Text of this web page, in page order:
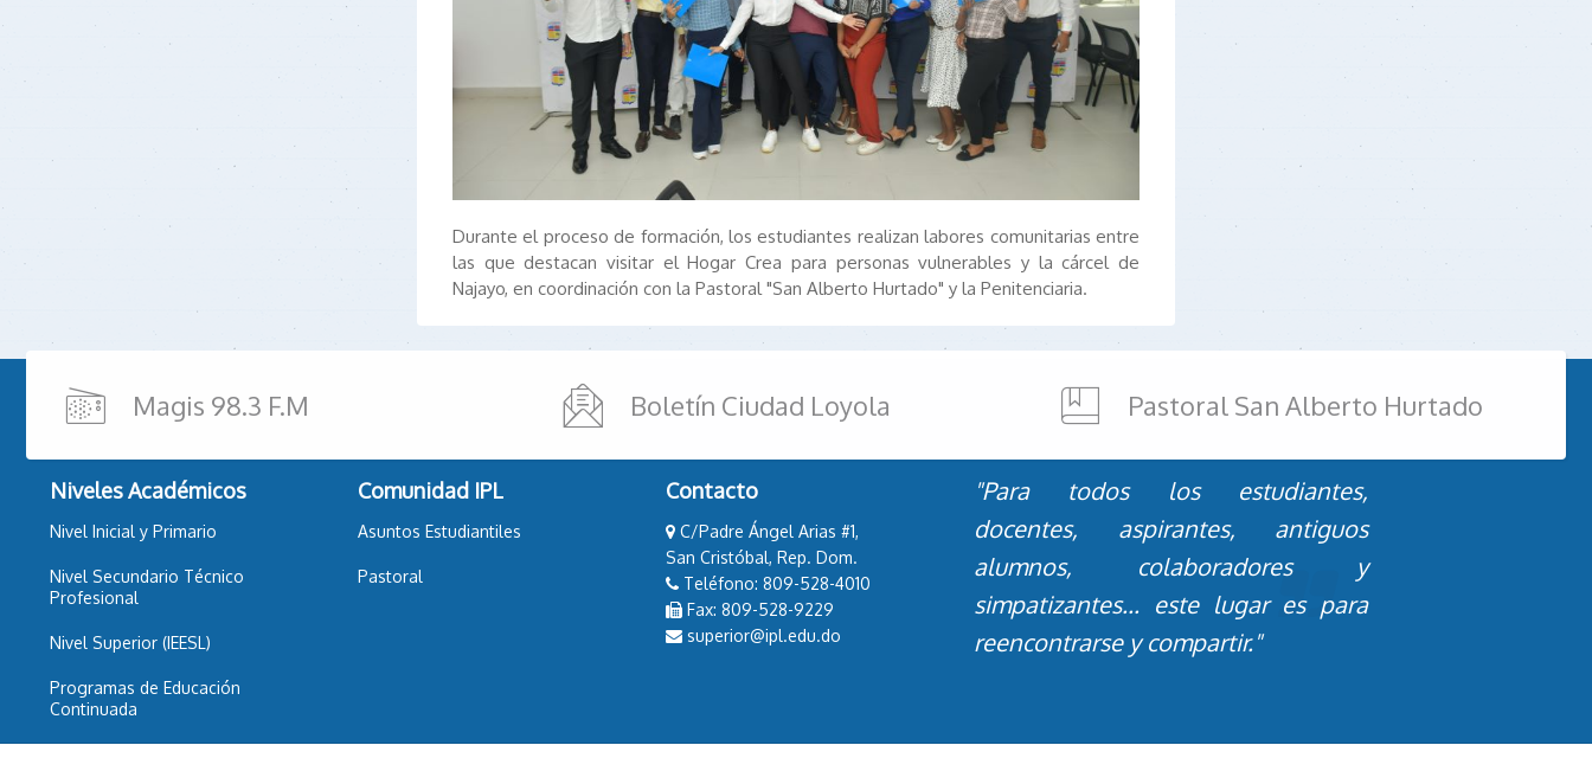
Durante el proceso de formación, los estudiantes realizan labores comunitarias entre
las que destacan visitar el Hogar Crea para personas vulnerables y la cárcel de
Najayo, en coordinación con la Pastoral "San Alberto Hurtado" y la Penitenciaria.
Magis 98.3 F.M Boletín Ciudad Loyola Pastoral San Alberto Hurtado
Niveles Académicos
Nivel Inicial y Primario
Nivel Secundario Técnico
Profesional
Nivel Superior (IEESL)
Programas de Educación
Continuada
Comunidad IPL
Asuntos Estudiantiles
Pastoral
Contacto
C/Padre Ángel Arias #1,
San Cristóbal, Rep. Dom.
Teléfono: 809-528-4010
Fax: 809-528-9229
superior@ipl.edu.do
"Para todos los estudiantes,
docentes, aspirantes, antiguos
alumnos, colaboradores y
simpatizantes... este lugar es para
reencontrarse y compartir."